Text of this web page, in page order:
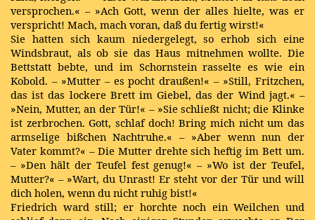
versprochen.« – »Ach Gott, wenn der alles hielte, was er
verspricht! Mach, mach voran, daß du fertig wirst!«
Sie hatten sich kaum niedergelegt, so erhob sich eine
Windsbraut, als ob sie das Haus mitnehmen wollte. Die
Bettstatt bebte, und im Schornstein rasselte es wie ein
Kobold. – »Mutter – es pocht draußen!« – »Still, Fritzchen,
das ist das lockere Brett im Giebel, das der Wind jagt.« –
»Nein, Mutter, an der Tür!« – »Sie schließt nicht; die Klinke
ist zerbrochen. Gott, schlaf doch! Bring mich nicht um das
armselige bißchen Nachtruhe.« – »Aber wenn nun der
Vater kommt?« – Die Mutter drehte sich heftig im Bett um.
– »Den hält der Teufel fest genug!« – »Wo ist der Teufel,
Mutter?« – »Wart, du Unrast! Er steht vor der Tür und will
dich holen, wenn du nicht ruhig bist!«
Friedrich ward still; er horchte noch ein Weilchen und